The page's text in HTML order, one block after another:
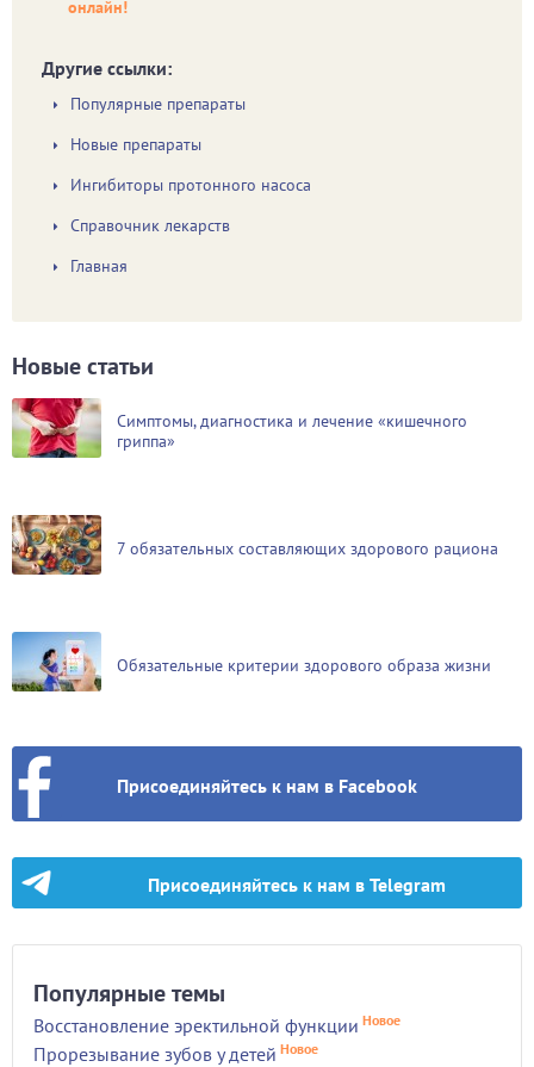
онлайн!
Другие ссылки:
Популярные препараты
Новые препараты
Ингибиторы протонного насоса
Справочник лекарств
Главная
Новые статьи
Симптомы, диагностика и лечение «кишечного
гриппа»
7 обязательных составляющих здорового рациона
Обязательные критерии здорового образа жизни
Присоединяйтесь к нам в Facebook
Присоединяйтесь к нам в Telegram
Популярные темы
Восстановление эректильной функции Новое
Прорезывание зубов у детей Новое